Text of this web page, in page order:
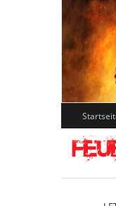
Skip
to
content